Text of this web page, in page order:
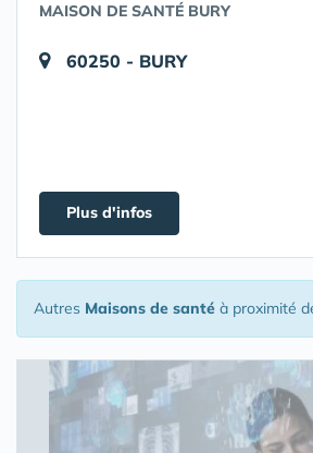
MAISON DE SANTÉ BURY
60250 - BURY
Plus d'infos
Autres Maisons de santé à proximité